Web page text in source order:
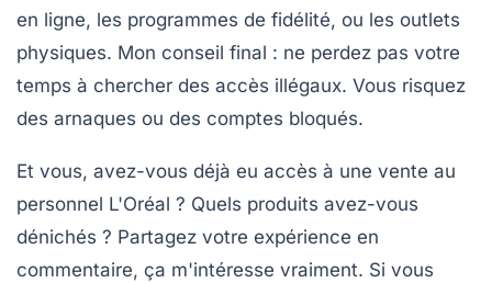
en ligne, les programmes de fidélité, ou les outlets
physiques. Mon conseil final : ne perdez pas votre
temps à chercher des accès illégaux. Vous risquez
des arnaques ou des comptes bloqués.
Et vous, avez-vous déjà eu accès à une vente au
personnel L'Oréal ? Quels produits avez-vous
dénichés ? Partagez votre expérience en
commentaire, ça m'intéresse vraiment. Si vous